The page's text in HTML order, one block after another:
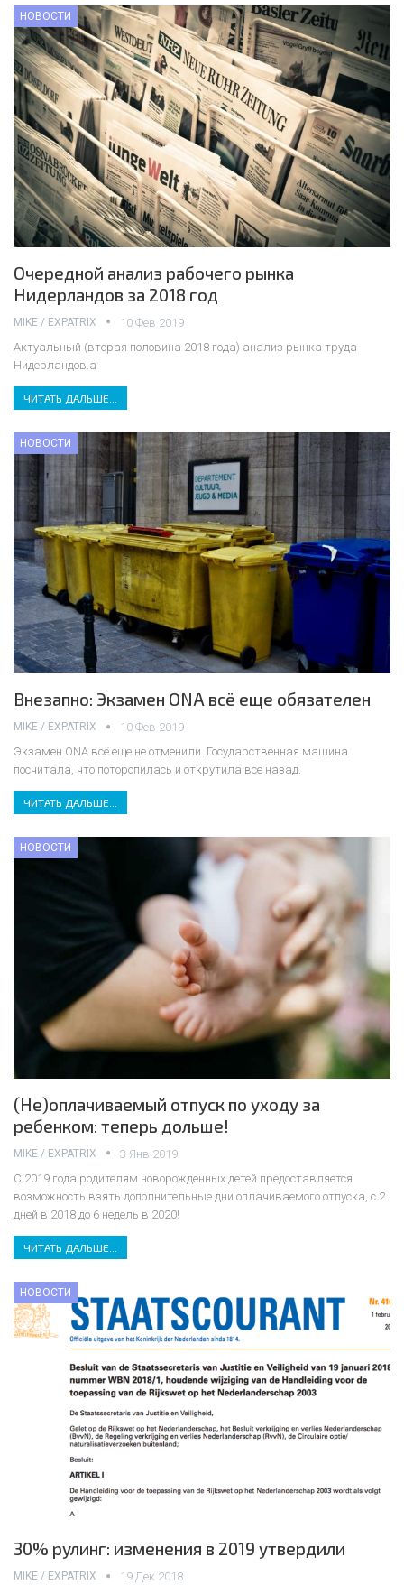
НОВОСТИ
Очередной анализ рабочего рынка
Нидерландов за 2018 год
MIKE / EXPATRIX
10 Фев 2019
Актуальный (вторая половина 2018 года) анализ рынка труда
Нидерландов.a
ЧИТАТЬ ДАЛЬШЕ...
НОВОСТИ
Внезапно: Экзамен ONA всё еще обязателен
MIKE / EXPATRIX
10 Фев 2019
Экзамен ONA всё еще не отменили. Государственная машина
посчитала, что поторопилась и открутила все назад.
ЧИТАТЬ ДАЛЬШЕ...
НОВОСТИ
(Не)оплачиваемый отпуск по уходу за
ребенком: теперь дольше!
MIKE / EXPATRIX
3 Янв 2019
С 2019 года родителям новорожденных детей предоставляется
возможность взять дополнительные дни оплачиваемого отпуска, с 2
дней в 2018 до 6 недель в 2020!
ЧИТАТЬ ДАЛЬШЕ...
НОВОСТИ
30% рулинг: изменения в 2019 утвердили
MIKE / EXPATRIX 19 Дек 2018